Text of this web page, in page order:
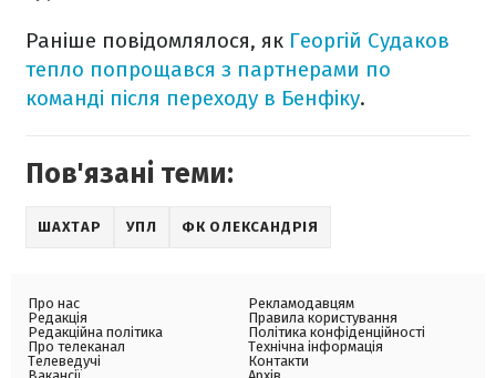
Раніше повідомлялося, як Георгій Судаков
тепло попрощався з партнерами по
команді після переходу в Бенфіку.
Пов'язані теми:
ШАХТАР УПЛ ФК ОЛЕКСАНДРІЯ
Про нас
Редакція
Редакційна політика
Про телеканал
Телеведучі
Рекламодавцям
Правила користування
Політика конфіденційності
Технічна інформація
Контакти